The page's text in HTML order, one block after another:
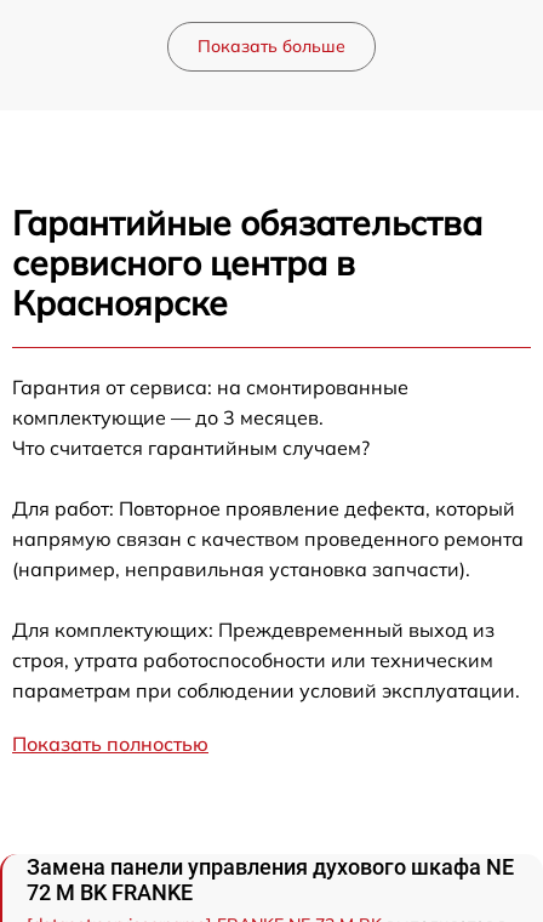
Показать больше
Гарантийные обязательства
сервисного центра в
Красноярске
Гарантия от сервиса: на смонтированные
комплектующие — до 3 месяцев.
Что считается гарантийным случаем?
Для работ: Повторное проявление дефекта, который
напрямую связан с качеством проведенного ремонта
(например, неправильная установка запчасти).
Для комплектующих: Преждевременный выход из
строя, утрата работоспособности или техническим
параметрам при соблюдении условий эксплуатации.
Показать полностью
Замена панели управления духового шкафа NE
72 M BK FRANKE